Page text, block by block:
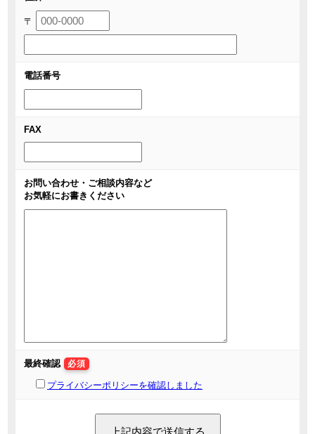
〒
電話番号
FAX
お問い合わせ・ご相談内容など
お気軽にお書きください
最終確認 必須
プライバシーポリシーを確認しました